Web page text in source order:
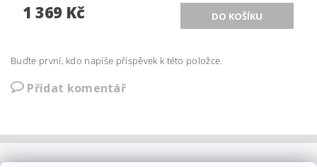
1 369 Kč
Buďte první, kdo napíše příspěvek k této položce.
Přidat komentář